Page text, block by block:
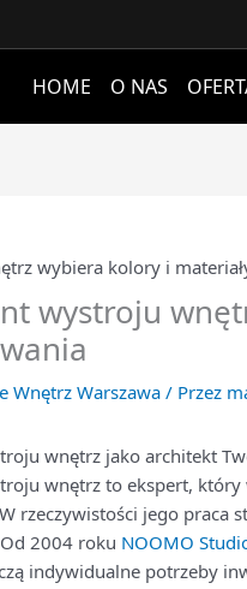
HOME O NAS
wystroju
Wnętrz Warszawa / Przez
wnętrz jako architekt
wnętrz to ekspert,
rzeczywistości jego praca
2004 roku NOOMO
indywidualne potrzeby